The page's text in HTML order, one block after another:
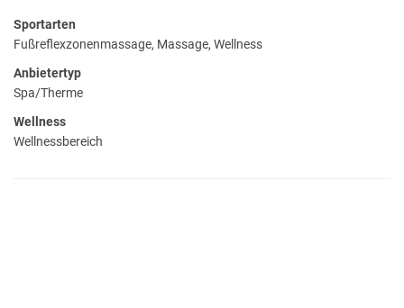
Sportarten
Fußreflexzonenmassage, Massage, Wellness
Anbietertyp
Spa/Therme
Wellness
Wellnessbereich